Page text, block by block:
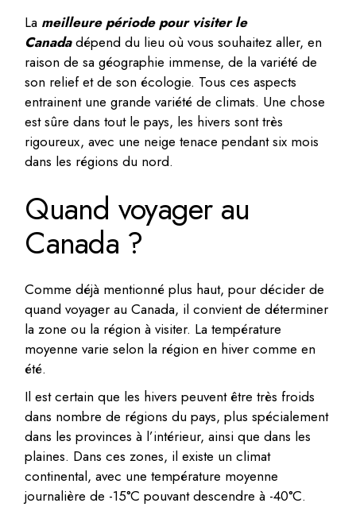
La meilleure période pour visiter le
Canadadépend du lieu où vous souhaitez aller, en
raison de sa géographie immense, de la variété de
son relief et de son écologie. Tous ces aspects
entrainent une grande variété de climats. Une chose
est sûre dans tout le pays, les hivers sont très
rigoureux, avec une neige tenace pendant six mois
dans les régions du nord.
Quand voyager au
Canada ?
Comme déjà mentionné plus haut, pour décider de
quand voyager au Canada, il convient de déterminer
la zone ou la région à visiter. La température
moyenne varie selon la région en hiver comme en
été.
Il est certain que les hivers peuvent être très froids
dans nombre de régions du pays, plus spécialement
dans les provinces à l’intérieur, ainsi que dans les
plaines. Dans ces zones, il existe un climat
continental, avec une température moyenne
journalière de -15°C pouvant descendre à -40°C.